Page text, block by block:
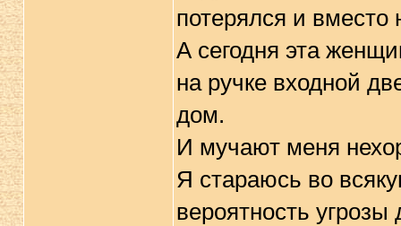
потерялся и вместо
А сегодня эта
на ручке входной
дом.
И мучают меня
Я стараюсь во
вероятность